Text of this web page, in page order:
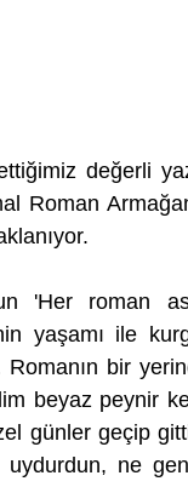
değerli
Roman
'Her roman
yaşamı ile
Romanın bir
beyaz peynir
günler geçip
ne